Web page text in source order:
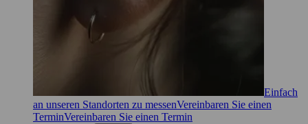
Einfach
an unseren Standorten zu messenVereinbaren Sie einen
TerminVereinbaren Sie einen Termin